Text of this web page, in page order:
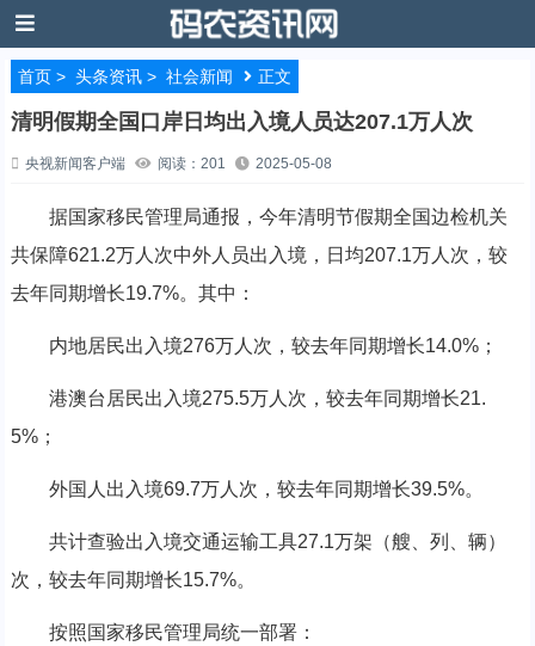
首页> 头条资讯> 社会新闻 正文
清明假期全国口岸日均出入境人员达207.1万人次
央视新闻客户端 阅读：201 2025-05-08
据国家移民管理局通报，今年清明节假期全国边检机关
共保障621.2万人次中外人员出入境，日均207.1万人次，较
去年同期增长19.7%。其中：
内地居民出入境276万人次，较去年同期增长14.0%；
港澳台居民出入境275.5万人次，较去年同期增长21.
5%；
外国人出入境69.7万人次，较去年同期增长39.5%。
共计查验出入境交通运输工具27.1万架（艘、列、辆）
次，较去年同期增长15.7%。
按照国家移民管理局统一部署：